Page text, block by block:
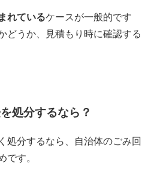
れているケースが一般的です
どうか、見積もり時に確認する
処分するなら？
処分するなら、自治体のごみ回
です。